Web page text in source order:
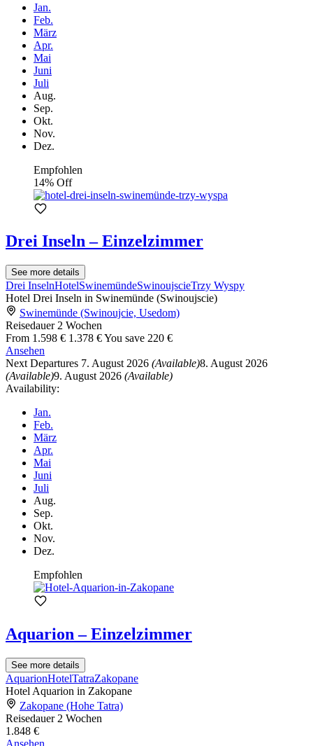
Jan.
Feb.
März
Apr.
Mai
Juni
Juli
Aug.
Sep.
Okt.
Nov.
Dez.
Empfohlen
14% Off
Drei Inseln – Einzelzimmer
See more details
Drei InselnHotelSwinemündeSwinoujscieTrzy Wyspy
Hotel Drei Inseln in Swinemünde (Swinoujscie)
Swinemünde (Swinoujcie, Usedom)
Reisedauer 2 Wochen
From 1.598 € 1.378 €You save 220 €
Ansehen
Next Departures 7. August 2026 (Available)8. August 2026
(Available)9. August 2026 (Available)
Availability:
Jan.
Feb.
März
Apr.
Mai
Juni
Juli
Aug.
Sep.
Okt.
Nov.
Dez.
Empfohlen
Aquarion – Einzelzimmer
See more details
AquarionHotelTatraZakopane
Hotel Aquarion in Zakopane
Zakopane (Hohe Tatra)
Reisedauer 2 Wochen
1.848 €